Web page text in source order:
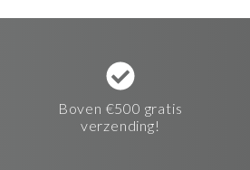
Boven €500 gratis
verzending!